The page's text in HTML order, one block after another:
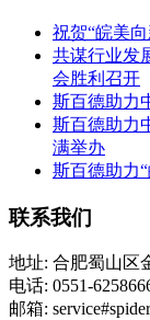
祝贺“皖美
共谋行业发
会胜利召开
斯百德助力
斯百德助力
满举办
斯百德助力
联系我们
地址: 合肥蜀山区
电话: 0551-
邮箱: